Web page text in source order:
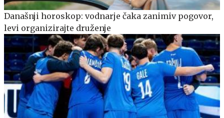
Današnji horoskop: vodnarje čaka zanimiv pogovor,
levi organizirajte druženje